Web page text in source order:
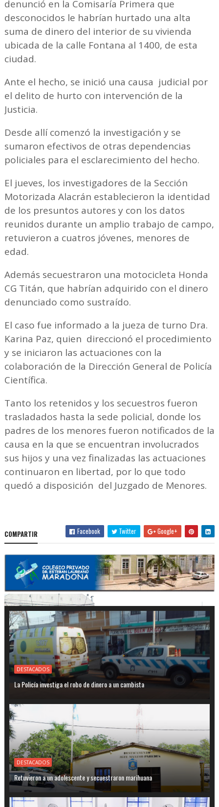
denunció en la Comisaría Primera que
desconocidos le habrían hurtado una alta
suma de dinero del interior de su vivienda
ubicada de la calle Fontana al 1400, de esta
ciudad.
Ante el hecho, se inició una causa judicial por
el delito de hurto con intervención de la
Justicia.
Desde allí comenzó la investigación y se
sumaron efectivos de otras dependencias
policiales para el esclarecimiento del hecho.
El jueves, los investigadores de la Sección
Motorizada Alacrán establecieron la identidad
de los presuntos autores y con los datos
reunidos durante un amplio trabajo de campo,
retuvieron a cuatros jóvenes, menores de
edad.
Además secuestraron una motocicleta Honda
CG Titán, que habrían adquirido con el dinero
denunciado como sustraído.
El caso fue informado a la jueza de turno Dra.
Karina Paz, quien direccionó el procedimiento
y se iniciaron las actuaciones con la
colaboración de la Dirección General de Policía
Científica.
Tanto los retenidos y los secuestros fueron
trasladados hasta la sede policial, donde los
padres de los menores fueron notificados de la
causa en la que se encuentran involucrados
sus hijos y una vez finalizadas las actuaciones
continuaron en libertad, por lo que todo
quedó a disposición del Juzgado de Menores.
COMPARTIR Facebook Twitter Google+
DESTACADOS
La Policía investiga el robo de dinero a un cambista
DESTACADOS
Retuvieron a un adolescente y secuestraron marihuana